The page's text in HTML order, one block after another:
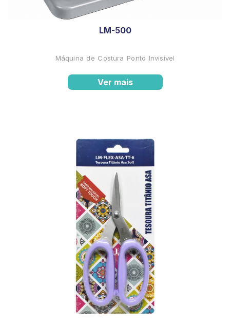
LM-500
Máquina de Costura Ponto Invisível
Ver mais